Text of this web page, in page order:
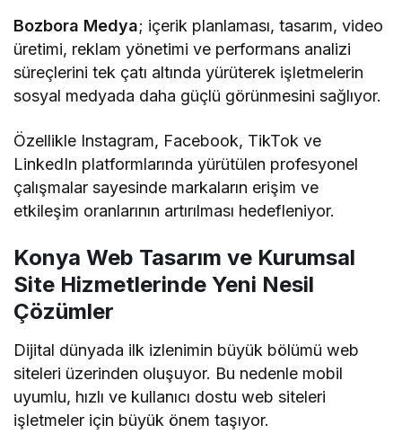
Bozbora Medya; içerik planlaması, tasarım, video
üretimi, reklam yönetimi ve performans analizi
süreçlerini tek çatı altında yürüterek işletmelerin
sosyal medyada daha güçlü görünmesini sağlıyor.
Özellikle Instagram, Facebook, TikTok ve
LinkedIn platformlarında yürütülen profesyonel
çalışmalar sayesinde markaların erişim ve
etkileşim oranlarının artırılması hedefleniyor.
Konya Web Tasarım ve Kurumsal
Site Hizmetlerinde Yeni Nesil
Çözümler
Dijital dünyada ilk izlenimin büyük bölümü web
siteleri üzerinden oluşuyor. Bu nedenle mobil
uyumlu, hızlı ve kullanıcı dostu web siteleri
işletmeler için büyük önem taşıyor.